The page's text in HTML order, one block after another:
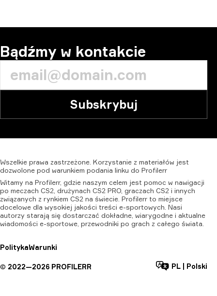
Bądźmy w kontakcie
Subskrybuj
Wszelkie prawa zastrzeżone. Korzystanie z materiałów jest
dozwolone pod warunkiem podania linku do Profilerr
Witamy na Profilerr, gdzie naszym celem jest pomoc w nawigacji
po meczach CS2, drużynach CS2 PRO, graczach CS2 i innych
związanych z rynkiem CS2 na świecie. Profilerr to miejsce
docelowe dla wysokiej jakości treści e-sportowych. Nasi
autorzy starają się dostarczać dokładne, wiarygodne i aktualne
wiadomości e-sportowe, przewodniki po grach z całego świata.
PolitykaWarunki
© 2022—2026 PROFILERR PL Polski